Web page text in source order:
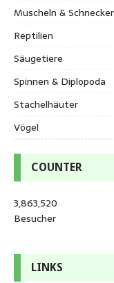
Muscheln &
Reptilien
Säugetiere
Spinnen & Diplopoda
Stachelhäuter
Vögel
COUNTER
3,863,520
Besucher
LINKS